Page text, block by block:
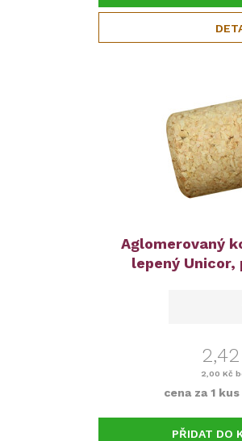
Aglomerovaný
lepený
2,00 Kč
cena za 1 kus
PŘIDAT DO